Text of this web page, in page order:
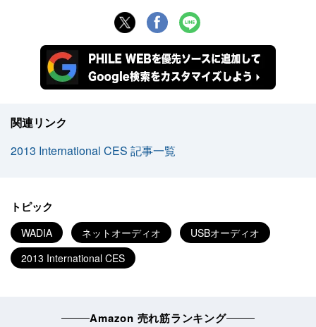
関連リンク
2013 International CES 記事一覧
トピック
WADIA ネットオーディオ
USBオーディオ
2013 International CES